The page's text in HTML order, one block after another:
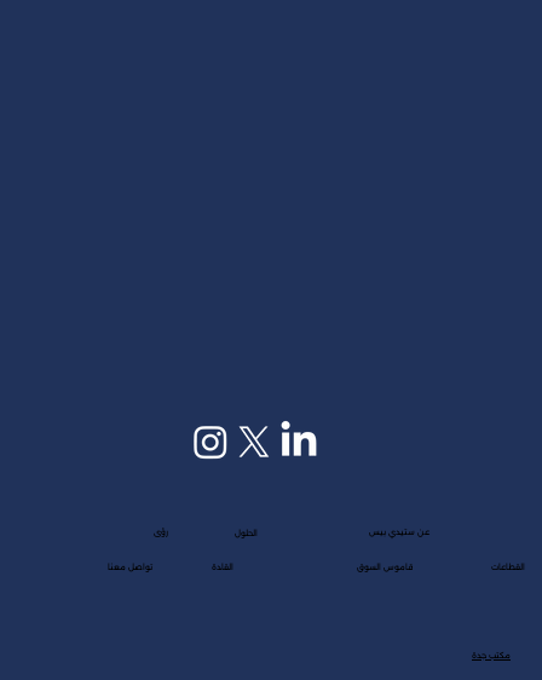
رؤى الحلول عن ستيدي بيس
تواصل معنا القادة قاموس السوق القطاعات
مكتب جدة